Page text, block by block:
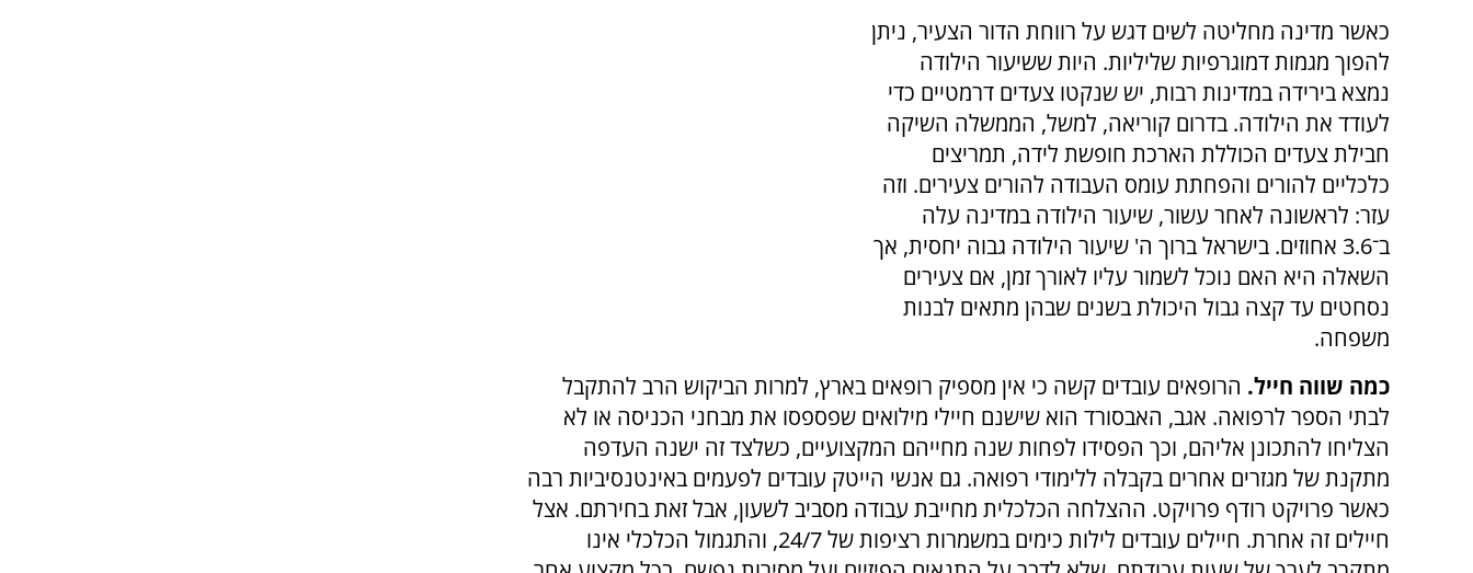
כאשר מדינה מחליטה לשים דגש על רווחת הדור הצעיר, ניתן
להפוך מגמות דמוגרפיות שליליות. היות ששיעור הילודה
נמצא בירידה במדינות רבות, יש שנקטו צעדים דרמטיים כדי
לעודד את הילודה. בדרום קוריאה, למשל, הממשלה השיקה
חבילת צעדים הכוללת הארכת חופשת לידה, תמריצים
כלכליים להורים והפחתת עומס העבודה להורים צעירים. וזה
עזר: לראשונה לאחר עשור, שיעור הילודה במדינה עלה
ב־3.6 אחוזים. בישראל ברוך ה' שיעור הילודה גבוה יחסית, אך
השאלה היא האם נוכל לשמור עליו לאורך זמן, אם צעירים
נסחטים עד קצה גבול היכולת בשנים שבהן מתאים לבנות
משפחה.
כמה שווה חייל. הרופאים עובדים קשה כי אין מספיק רופאים בארץ, למרות הביקוש הרב להתקבל
לבתי הספר לרפואה. אגב, האבסורד הוא שישנם חיילי מילואים שפספסו את מבחני הכניסה או לא
הצליחו להתכונן אליהם, וכך הפסידו לפחות שנה מחייהם המקצועיים, כשלצד זה ישנה העדפה
מתקנת של מגזרים אחרים בקבלה ללימודי רפואה. גם אנשי הייטק עובדים לפעמים באינטנסיביות רבה
כאשר פרויקט רודף פרויקט. ההצלחה הכלכלית מחייבת עבודה מסביב לשעון, אבל זאת בחירתם. אצל
חיילים זה אחרת. חיילים עובדים לילות כימים במשמרות רציפות של 24/7, והתגמול הכלכלי אינו